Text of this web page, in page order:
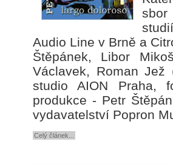
Audio Line v Brně a
Štěpánek, Libor
Václavek, Roman Jež
studio AION Praha,
produkce - Petr
vydavatelství Popron
Celý článek...